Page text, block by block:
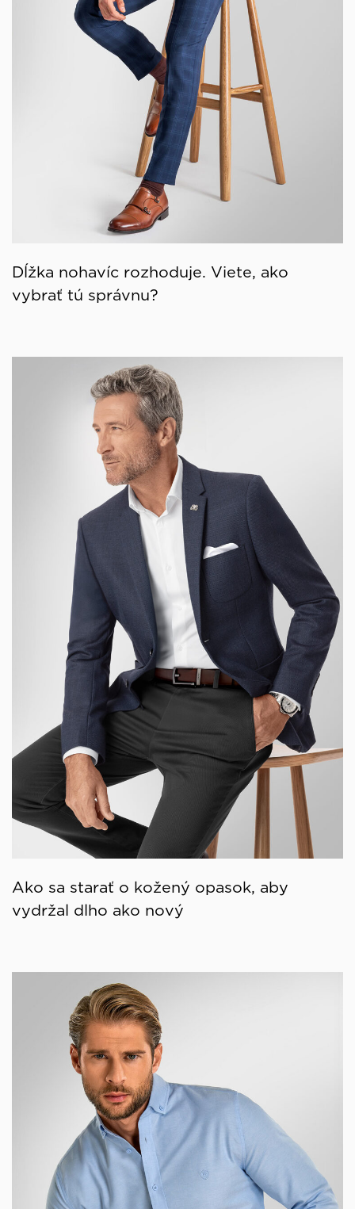
Dĺžka nohavíc rozhoduje. Viete, ako
vybrať tú správnu?
Ako sa starať o kožený opasok, aby
vydržal dlho ako nový